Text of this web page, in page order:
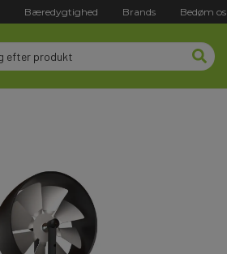
Bæredygtighed Brands Bedøm os